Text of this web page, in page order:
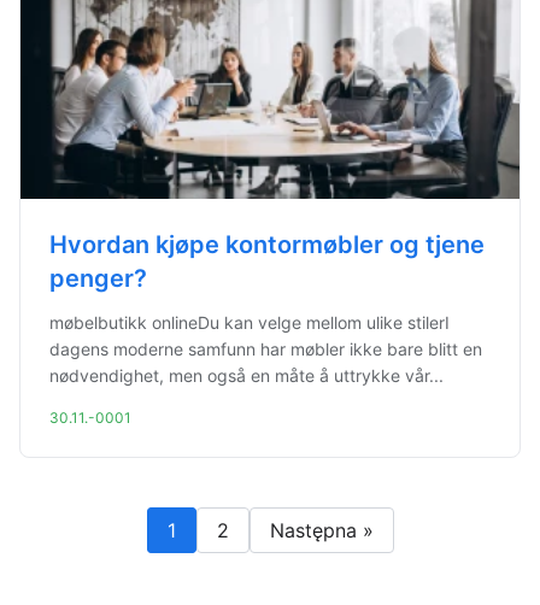
Hvordan kjøpe kontormøbler og tjene
penger?
møbelbutikk onlineDu kan velge mellom ulike stilerI
dagens moderne samfunn har møbler ikke bare blitt en
nødvendighet, men også en måte å uttrykke vår...
30.11.-0001
1 2 Następna »